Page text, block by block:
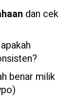
dan cek
benar milik